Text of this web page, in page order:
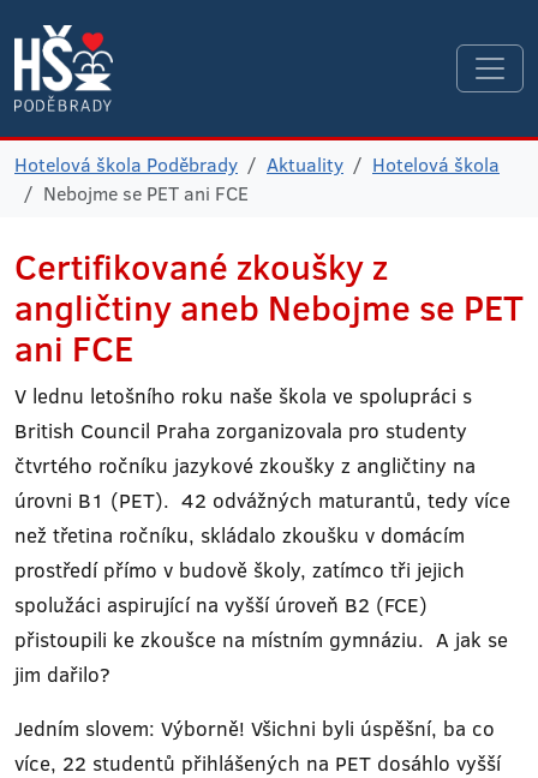
Hotelová škola Poděbrady Aktuality
Hotelová škola
Nebojme se PET ani FCE
Certifikované zkoušky z
angličtiny aneb Nebojme se PET
ani FCE
V lednu letošního roku naše škola ve spolupráci s
British Council Praha zorganizovala pro studenty
čtvrtého ročníku jazykové zkoušky z angličtiny na
úrovni B1 (PET). 42 odvážných maturantů, tedy více
než třetina ročníku, skládalo zkoušku v domácím
prostředí přímo v budově školy, zatímco tři jejich
spolužáci aspirující na vyšší úroveň B2 (FCE)
přistoupili ke zkoušce na místním gymnáziu. A jak se
jim dařilo?
Jedním slovem: Výborně! Všichni byli úspěšní, ba co
více, 22 studentů přihlášených na PET dosáhlo vyšší